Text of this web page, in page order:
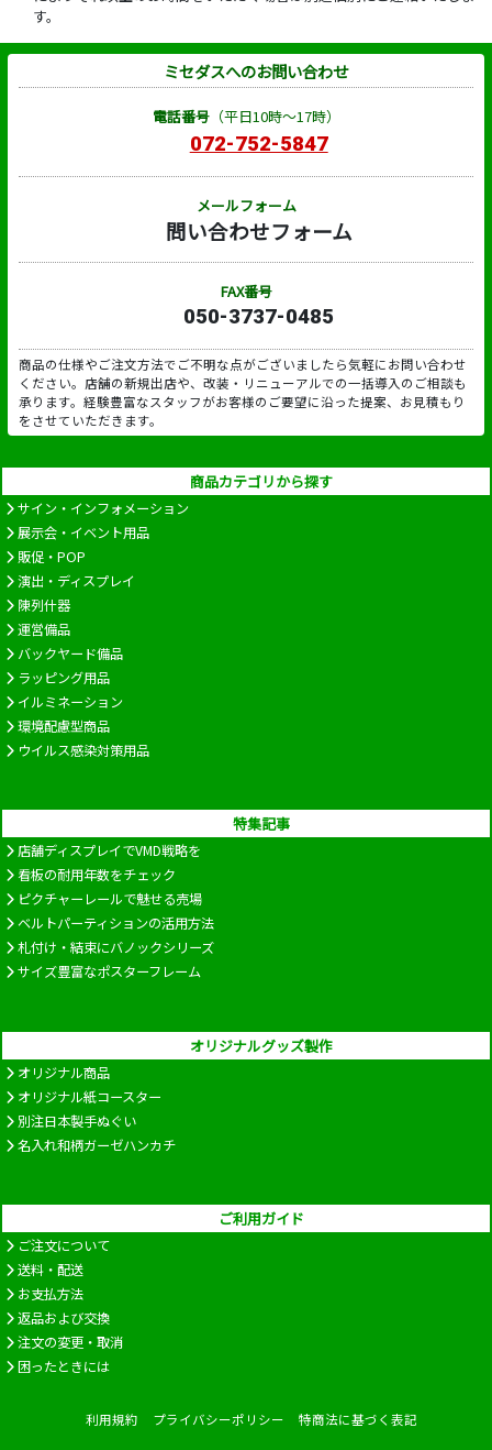
す。
ミセダスへのお問い合わせ
電話番号（平日10時～17時）
072-752-5847
メールフォーム
問い合わせフォーム
FAX番号
050-3737-0485
商品の仕様やご注文方法でご不明な点がございましたら気軽にお問い合わせ
ください。店舗の新規出店や、改装・リニューアルでの一括導入のご相談も
承ります。経験豊富なスタッフがお客様のご要望に沿った提案、お見積もり
をさせていただきます。
商品カテゴリから探す
サイン・インフォメーション
展示会・イベント用品
販促・POP
演出・ディスプレイ
陳列什器
運営備品
バックヤード備品
ラッピング用品
イルミネーション
環境配慮型商品
ウイルス感染対策用品
特集記事
店舗ディスプレイでVMD戦略を
看板の耐用年数をチェック
ピクチャーレールで魅せる売場
ベルトパーティションの活用方法
札付け・結束にバノックシリーズ
サイズ豊富なポスターフレーム
オリジナルグッズ製作
オリジナル商品
オリジナル紙コースター
別注日本製手ぬぐい
名入れ和柄ガーゼハンカチ
ご利用ガイド
ご注文について
送料・配送
お支払方法
返品および交換
注文の変更・取消
困ったときには
利用規約 プライバシーポリシー 特商法に基づく表記